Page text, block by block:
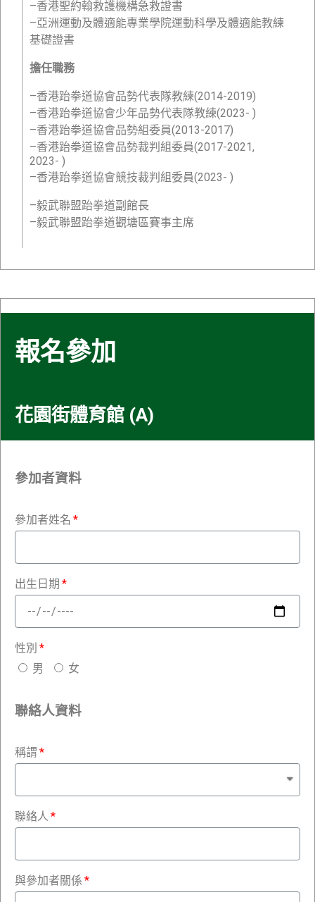
–香港聖約翰救護機構急救證書
–亞洲運動及體適能專業學院運動科學及體適能教練
基礎證書
擔任職務
–香港跆拳道協會品勢代表隊教練(2014-2019)
–香港跆拳道協會少年品勢代表隊教練(2023- )
–香港跆拳道協會品勢組委員(2013-2017)
–香港跆拳道協會品勢裁判組委員(2017-2021,
2023- )
–香港跆拳道協會競技裁判組委員(2023- )
–毅武聯盟跆拳道副館長
–毅武聯盟跆拳道觀塘區賽事主席
報名參加
花園街體育館 (A)
參加者資料
參加者姓名
出生日期
性別
男
女
聯絡人資料
稱謂
聯絡人
與參加者關係